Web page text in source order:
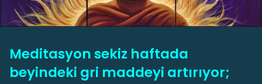
a
g
n
e
Meditasyon sekiz haftada
beyindeki gri maddeyi artırıyor;